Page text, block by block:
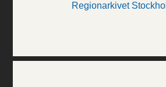
Regionarkivet